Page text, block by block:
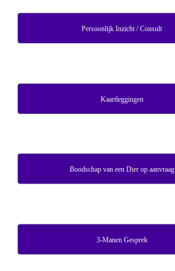
Persoonlijk Inzicht / Consult
Kaartleggingen
Boodschap van een Dier op aanvraag
3-Manen Gesprek